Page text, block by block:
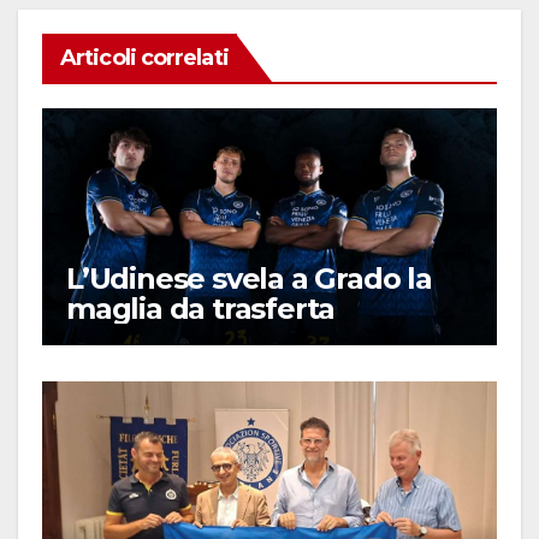
Articoli correlati
L’Udinese svela a Grado la
maglia da trasferta